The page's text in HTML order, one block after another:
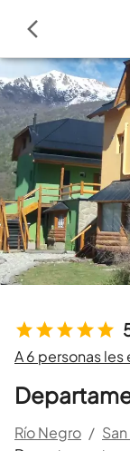
A 6 personas
Río Negro /